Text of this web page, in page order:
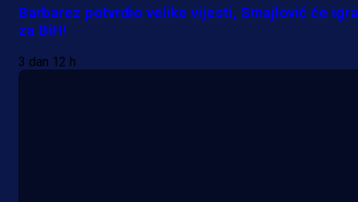
Barbarez potvrdio velike vijesti, Smajlović će
za BiH!
3 dan 12 h